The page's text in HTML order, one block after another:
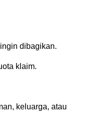
dibagikan.
klaim.
keluarga, atau